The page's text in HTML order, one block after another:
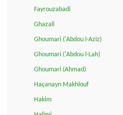
Fayrouzabadi
Ghazali
Ghoumari ('Abdou l-Aziz)
Ghoumari ('Abdou l-Lah)
Ghoumari (Ahmad)
Haçanayn Makhlouf
Hakim